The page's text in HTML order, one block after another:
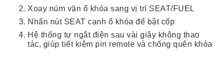
Xoay núm vặn ổ khóa sang vị trí SEAT/FUEL
Nhấn nút SEAT cạnh ổ khóa để bật cốp
Hệ thống tự ngắt điện sau vài giây không thao
tác, giúp tiết kiệm pin remote và chống quên khóa